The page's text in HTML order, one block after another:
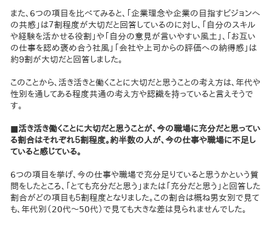
また、6つの項目を比べてみると、「企業理念や企業の目指すビジョンへ
の共感」は７割程度が大切だと回答しているのに対し、「自分のスキル
や経験を活かせる役割」や「自分の意見が言いやすい風土」、「お互い
の仕事を認め褒め合う社風」「会社や上司からの評価への納得感」は
約９割が大切だと回答しました。
このことから、活き活きと働くことに大切だと思うことの考え方は、年代や
性別を通してある程度共通の考え方や認識を持っていると言えそうで
す。
■活き活き働くことに大切だと思うことが、今の職場に充分だと思ってい
る割合はそれぞれ５割程度。約半数の人が、今の仕事や職場に不足し
ていると感じている。
6つの項目を挙げ、今の仕事や職場で充分足りていると思うかという質
問をしたところ、「とても充分だと思う」または「充分だと思う」と回答した
割合がどの項目も５割程度となりました。この割合は概ね男女別で見て
も、年代別（20代〜50代）で見ても大きな差は見られませんでした。